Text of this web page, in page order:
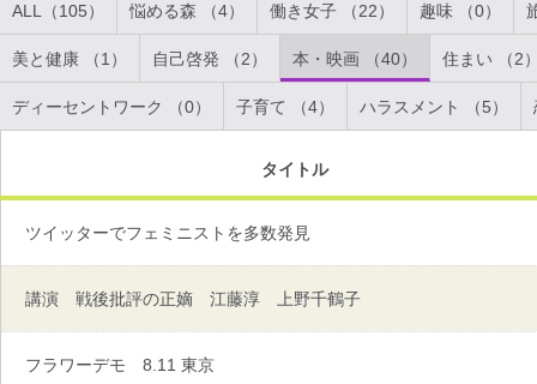
ALL（105） 悩める森 （4） 働き女子 （22） 趣味 （0）
美と健康 （1） 自己啓発 （2） 本・映画 （40） 住まい （2
ディーセントワーク （0） 子育て （4） ハラスメント （5）
タイトル
ツイッターでフェミニストを多数発見
講演 戦後批評の正嫡 江藤淳 上野千鶴子
フラワーデモ 8.11 東京